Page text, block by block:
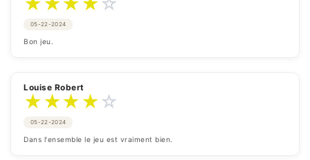
05-22-2024
Bon jeu.
Louise Robert
★★★★☆
05-22-2024
Dans l'ensemble le jeu est vraiment bien.